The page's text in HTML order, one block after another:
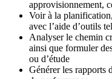
approvisionnement,
Voir à la
avec l’aide d’outils
Analyser le chemin
ainsi que formuler
ou d’étude
Générer les rapports